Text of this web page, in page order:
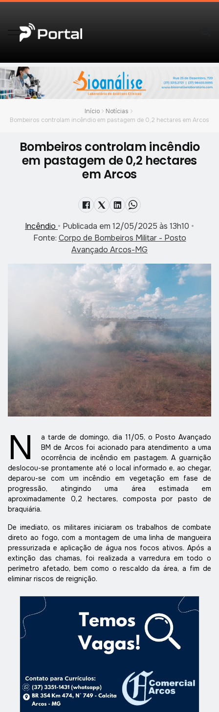
Início
Notícias
Bombeiros controlam incêndio em pastagem de 0,2 hectares em Arcos
Bombeiros controlam incêndio
em pastagem de 0,2 hectares
em Arcos
Incêndio • Publicada em 12/05/2025 às 13h10 •
Fonte: Corpo de Bombeiros Militar - Posto
Avançado Arcos-MG
N
a tarde de domingo, dia 11/05, o Posto Avançado
BM de Arcos foi acionado para atendimento a uma
ocorrência de incêndio em pastagem. A guarnição
deslocou-se prontamente até o local informado e, ao chegar,
deparou-se com um incêndio em vegetação em fase de
progressão, atingindo uma área estimada em
aproximadamente 0,2 hectares, composta por pasto de
braquiária.
De imediato, os militares iniciaram os trabalhos de combate
direto ao fogo, com a montagem de uma linha de mangueira
pressurizada e aplicação de água nos focos ativos. Após a
extinção das chamas, foi realizada a varredura em todo o
perímetro afetado, bem como o rescaldo da área, a fim de
eliminar riscos de reignição.